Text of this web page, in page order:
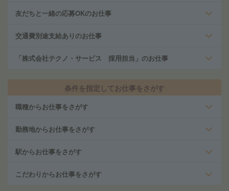
友だちと一緒の応募OKのお仕事
交通費別途支給ありのお仕事
「株式会社テクノ・サービス 採用担当」のお仕事
条件を指定してお仕事をさがす
職種からお仕事をさがす
勤務地からお仕事をさがす
駅からお仕事をさがす
こだわりからお仕事をさがす